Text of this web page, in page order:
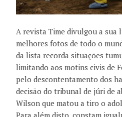
A revista Time divulgou a sua
melhores fotos de todo o
da lista recorda situações
limitando aos motins civis de
pelo descontentamento dos
decisão do tribunal de júri de
Wilson que matou a tiro o